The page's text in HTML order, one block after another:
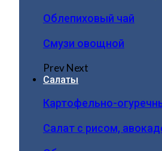
Облепиховый чай
Смузи овощной
PrevNext
Салаты
Картофельно-
Салат с рисом,